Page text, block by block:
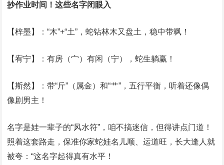
‌抄作业时间！这些名字闭眼入‌
‌【梓墨】‌：“木”+“土”，蛇钻林木又盘土，稳中带飒！
‌【宥宁】‌：有房（宀）有闲（宁），蛇生躺赢！
‌【斯然】‌：带“斤”（属金）和“艹”，五行平衡，听着还像偶
像剧男主！
名字是娃一辈子的“风水符”，咱不搞迷信，但得讲点门道！
照着这套路走，保准你家蛇娃名儿顺、运道旺，长大逢人就
被夸：“这名字起得真有水平！